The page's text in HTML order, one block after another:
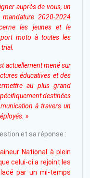
auprès de vous, un
2020-2024
les jeunes et le
moto à toutes les
actuellement mené sur
éducatives et des
au plus grand
destinées
à travers un
»
et sa réponse :
National à plein
celui-ci a rejoint les
par un mi-temps